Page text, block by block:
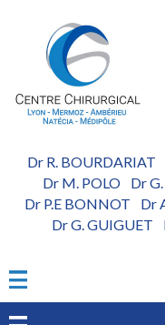
Dr R. BOURDARIAT
Dr M. POLO- Dr
Dr P.E BONNOT
Dr
Dr G. GUIGUET